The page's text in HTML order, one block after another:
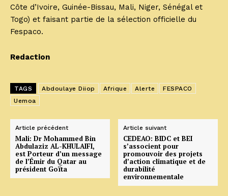
Côte d’Ivoire, Guinée-Bissau, Mali, Niger, Sénégal et
Togo) et faisant partie de la sélection officielle du
Fespaco.
Redaction
TAGS Abdoulaye Diiop Afrique Alerte
FESPACO
Uemoa
Article précédent
Mali: Dr Mohammed Bin
Abdulaziz AL-KHULAIFI,
est Porteur d’un message
de l’Émir du Qatar au
président Goïta
Article suivant
CEDEAO: BIDC et BEI
s’associent pour
promouvoir des projets
d’action climatique et de
durabilité
environnementale